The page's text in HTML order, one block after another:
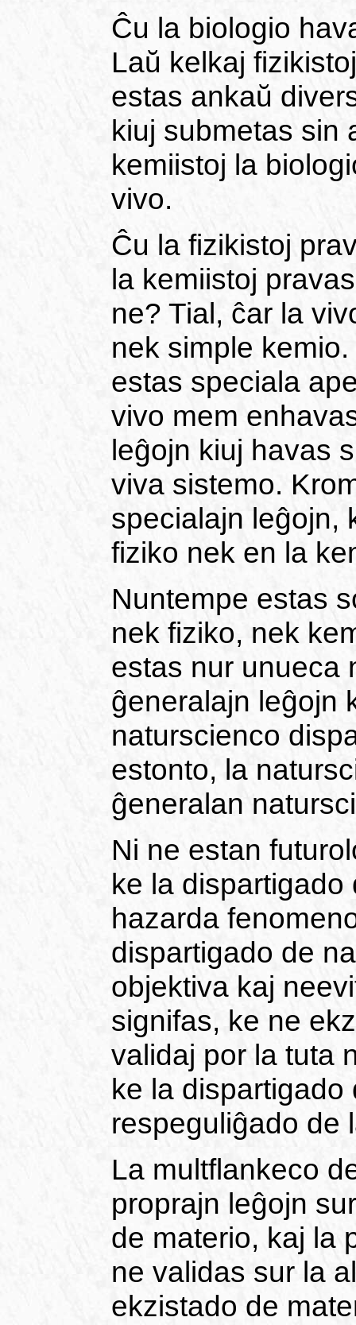
Ĉu la biologio
Laŭ kelkaj
estas ankaŭ
kiuj submetas sin
kemiistoj la
vivo.
Ĉu la fizikistoj
la kemiistoj
ne? Tial, ĉar la
nek simple
estas speciala
vivo mem
leĝojn kiuj havas
viva sistemo.
specialajn leĝojn,
fiziko nek en la
Nuntempe estas
nek fiziko, nek
estas nur unueca
ĝeneralajn leĝojn
naturscienco
estonto, la
ĝeneralan
Ni ne estan
ke la
hazarda
dispartigado de
objektiva kaj
signifas, ke ne
validaj por la tuta
ke la
respeguliĝado de
La multflankeco
proprajn leĝojn
de materio, kaj la
ne validas sur la
ekzistado de